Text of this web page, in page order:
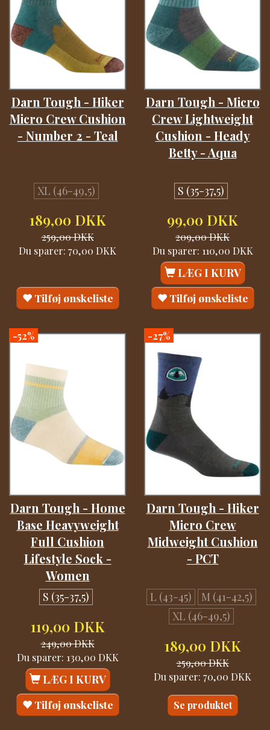
Darn Tough - Hiker
Micro Crew Cushion
- Number 2 - Teal
XL (46-49,5)
189,00 DKK
259,00 DKK
Du sparer: 70,00 DKK
Tilføj ønskeliste
Darn Tough - Micro
Crew Lightweight
Cushion - Heady
Betty - Aqua
S (35-37,5)
99,00 DKK
209,00 DKK
Du sparer: 110,00 DKK
LÆG I KURV
Tilføj ønskeliste
-52%
Darn Tough - Home
Base Heavyweight
Full Cushion
Lifestyle Sock -
Women
S (35-37,5)
119,00 DKK
249,00 DKK
Du sparer: 130,00 DKK
LÆG I KURV
Tilføj ønskeliste
-27%
Darn Tough - Hiker
Micro Crew
Midweight Cushion
- PCT
L (43-45)
M (41-42,5)
XL (46-49,5)
189,00 DKK
259,00 DKK
Du sparer: 70,00 DKK
Se produktet